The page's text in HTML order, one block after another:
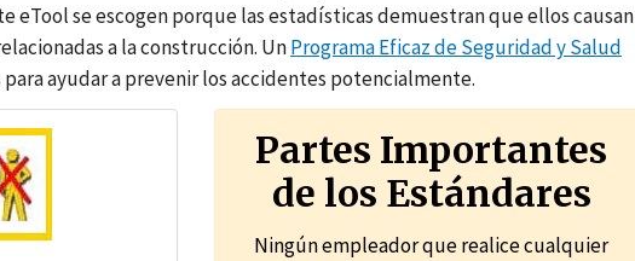
eTool se escogen porque las estadísticas demuestran que ellos causan
a la construcción. UnPrograma Eficaz de Seguridad y Salud
ayudar a prevenir los accidentes potencialmente.
Partes Importantes
de los Estándares
Ningún empleador que realice cualquier